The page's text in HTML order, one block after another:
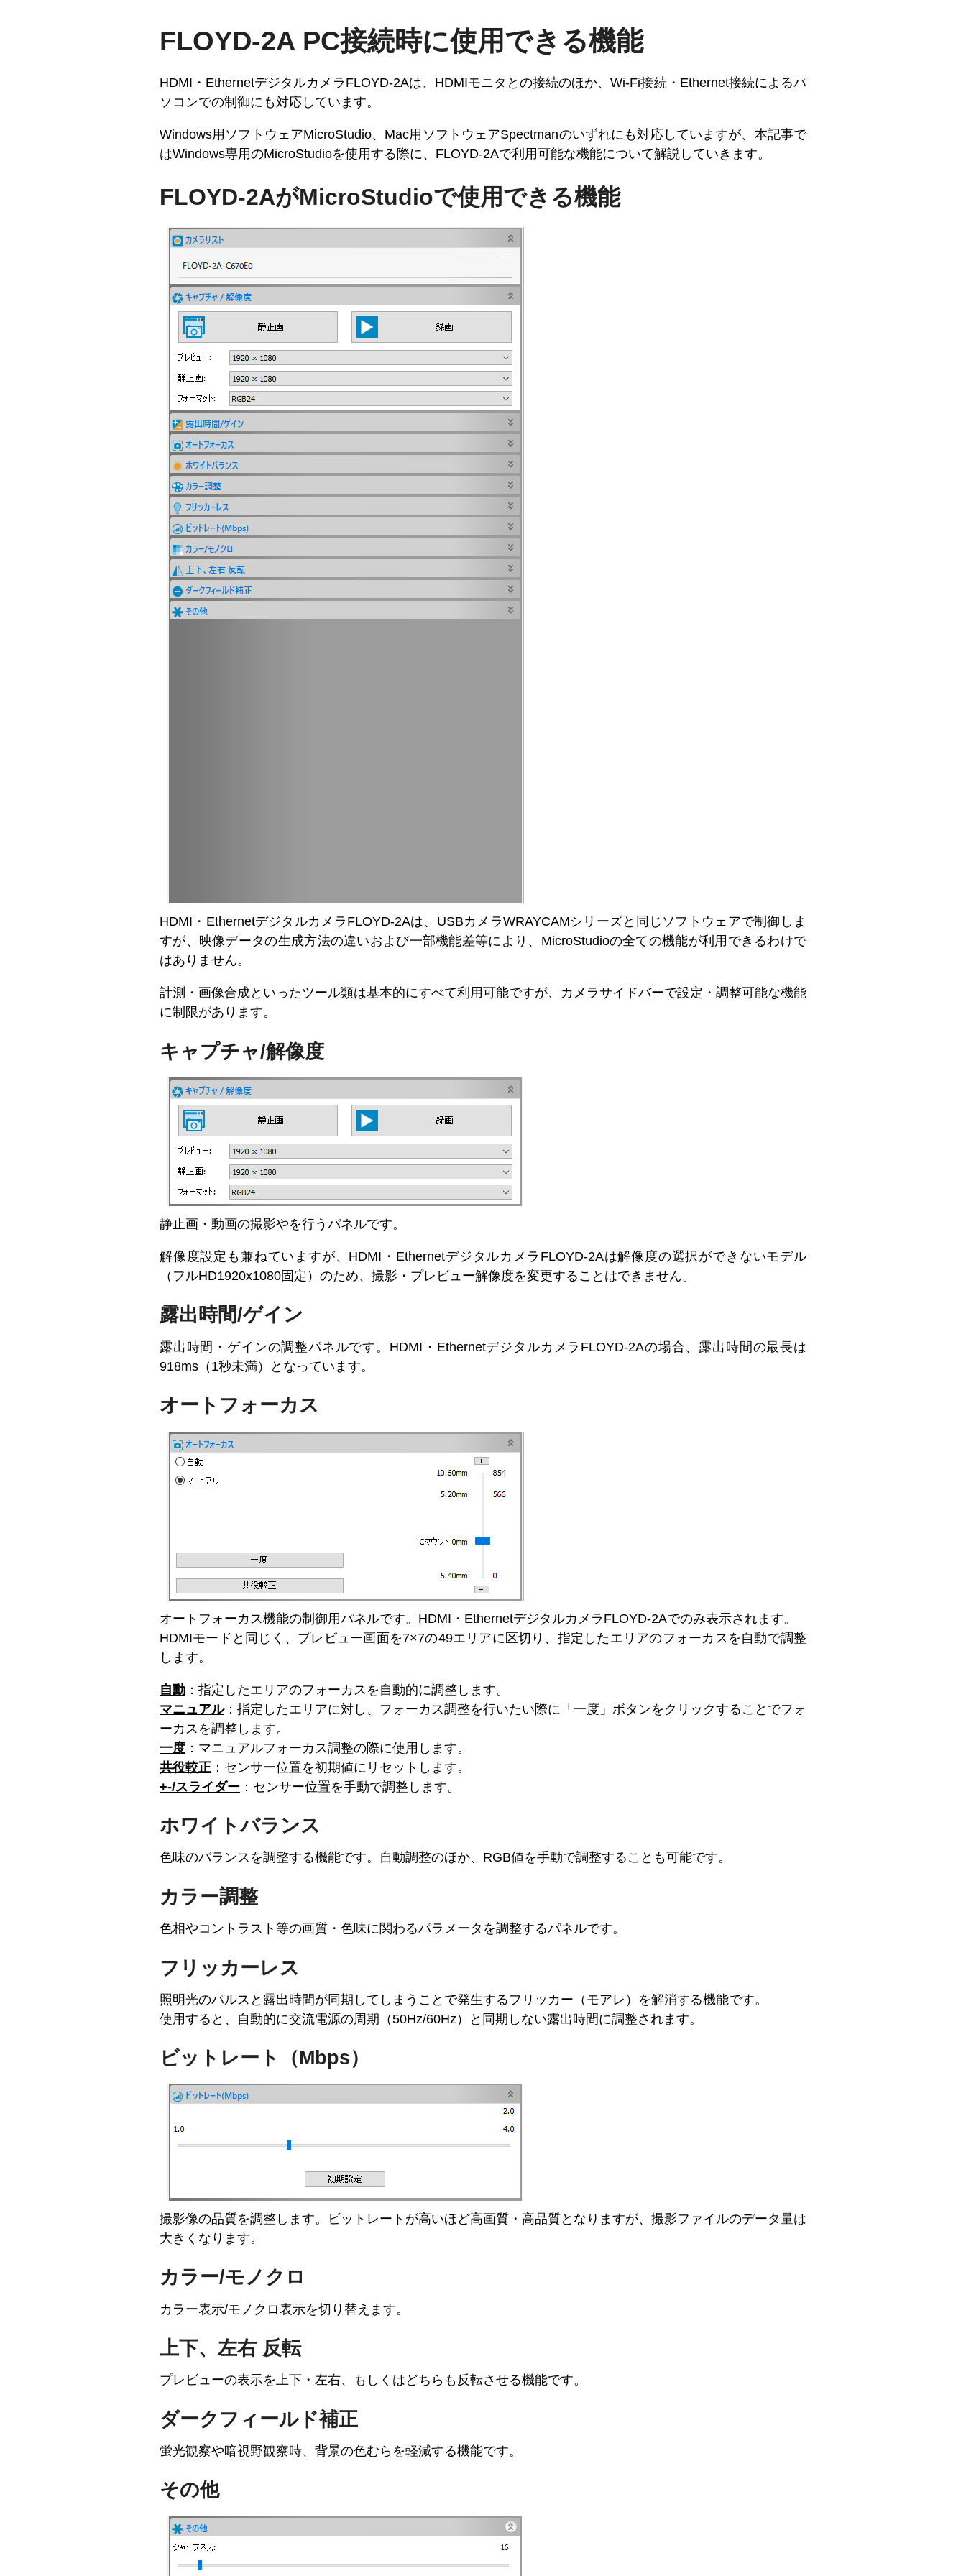
FLOYD-2A PC接続時に使用できる機能
HDMI・EthernetデジタルカメラFLOYD-2Aは、HDMIモニタとの接続のほか、Wi-Fi接続・Ethernet接続によるパ
ソコンでの制御にも対応しています。
Windows用ソフトウェアMicroStudio、Mac用ソフトウェアSpectmanのいずれにも対応していますが、本記事で
はWindows専用のMicroStudioを使用する際に、FLOYD-2Aで利用可能な機能について解説していきます。
FLOYD-2AがMicroStudioで使用できる機能
HDMI・EthernetデジタルカメラFLOYD-2Aは、USBカメラWRAYCAMシリーズと同じソフトウェアで制御しま
すが、映像データの生成方法の違いおよび一部機能差等により、MicroStudioの全ての機能が利用できるわけで
はありません。
計測・画像合成といったツール類は基本的にすべて利用可能ですが、カメラサイドバーで設定・調整可能な機能
に制限があります。
キャプチャ/解像度
静止画・動画の撮影やを行うパネルです。
解像度設定も兼ねていますが、HDMI・EthernetデジタルカメラFLOYD-2Aは解像度の選択ができないモデル
（フルHD1920x1080固定）のため、撮影・プレビュー解像度を変更することはできません。
露出時間/ゲイン
露出時間・ゲインの調整パネルです。HDMI・EthernetデジタルカメラFLOYD-2Aの場合、露出時間の最長は
918ms（1秒未満）となっています。
オートフォーカス
オートフォーカス機能の制御用パネルです。HDMI・EthernetデジタルカメラFLOYD-2Aでのみ表示されます。
HDMIモードと同じく、プレビュー画面を7×7の49エリアに区切り、指定したエリアのフォーカスを自動で調整
します。
自動 ：指定したエリアのフォーカスを自動的に調整します。
マニュアル：指定したエリアに対し、フォーカス調整を行いたい際に「一度」ボタンをクリックすることでフォ
ーカスを調整します。
一度 ：マニュアルフォーカス調整の際に使用します。
共役較正 ：センサー位置を初期値にリセットします。
+-/スライダー ：センサー位置を手動で調整します。
ホワイトバランス
色味のバランスを調整する機能です。自動調整のほか、RGB値を手動で調整することも可能です。
カラー調整
色相やコントラスト等の画質・色味に関わるパラメータを調整するパネルです。
フリッカーレス
照明光のパルスと露出時間が同期してしまうことで発生するフリッカー（モアレ）を解消する機能です。
使用すると、自動的に交流電源の周期（50Hz/60Hz）と同期しない露出時間に調整されます。
ビットレート（Mbps）
撮影像の品質を調整します。ビットレートが高いほど高画質・高品質となりますが、撮影ファイルのデータ量は
大きくなります。
カラー/モノクロ
カラー表示/モノクロ表示を切り替えます。
上下、左右 反転
プレビューの表示を上下・左右、もしくはどちらも反転させる機能です。
ダークフィールド補正
蛍光観察や暗視野観察時、背景の色むらを軽減する機能です。
その他